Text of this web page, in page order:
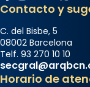
Contacto y
C. del Bisbe, 5
08002 Barcelona
Telf. 93 270 10 10
Horario de